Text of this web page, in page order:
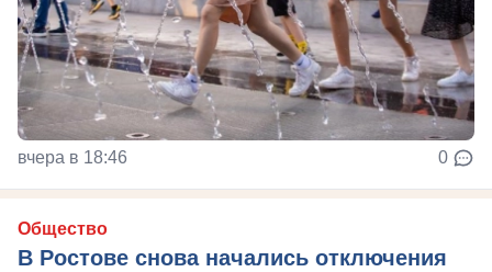
вчера в 18:46 0
Общество
В Ростове снова начались отключения